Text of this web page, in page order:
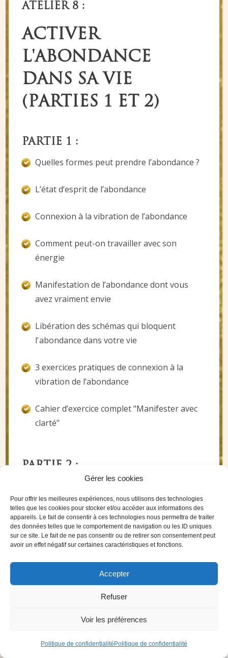
Gérer les cookies
Pour offrir les meilleures expériences, nous utilisons des technologies
telles que les cookies pour stocker et/ou accéder aux informations des
appareils. Le fait de consentir à ces technologies nous permettra de traiter
des données telles que le comportement de navigation ou les ID uniques
sur ce site. Le fait de ne pas consentir ou de retirer son consentement peut
avoir un effet négatif sur certaines caractéristiques et fonctions.
Accepter
Refuser
Voir les préférences
Politique de confidentialité Politique de confidentialité
ATELIER 8 :
ACTIVER
L'ABONDANCE
DANS SA VIE
(PARTIES 1 ET 2)
PARTIE 1 :
Quelles formes peut prendre l’abondance ?
L’état d’esprit de l’abondance
Connexion à la vibration de l’abondance
Comment peut-on travailler avec son
énergie
Manifestation de l’abondance dont vous
avez vraiment envie
Libération des schémas qui bloquent
l'abondance dans votre vie
3 exercices pratiques de connexion à la
vibration de l’abondance
Cahier d’exercice complet "Manifester avec
clarté"
PARTIE 2 :
l’abondance
Le pouvoir des pensées en application
concrète pour attirer l’abondance
Travail sur l’argent et l’abondance financière
dans votre vie
votre quotidien
Travail sur la foi et le lâcher-prise pour